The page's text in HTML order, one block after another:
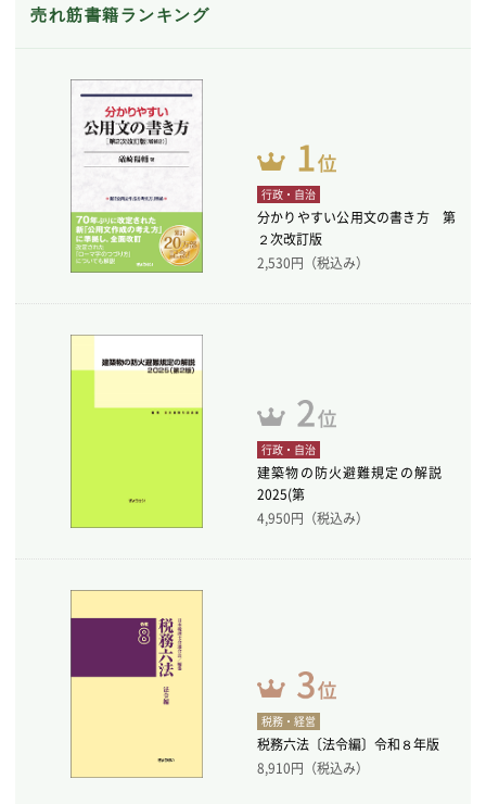
売れ筋書籍ランキング
行政・自治
分かりやすい公用文の書き方 第
２次改訂版
2,530円（税込み）
行政・自治
建築物の防火避難規定の解説
2025(第
4,950円（税込み）
税務・経営
税務六法〔法令編〕令和８年版
8,910円（税込み）